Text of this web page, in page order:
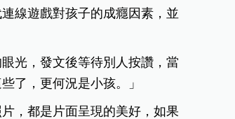
線遊戲對孩子的成癮因素，並
光，發文後等待別人按讚，當
了，更何況是小孩。」
，都是片面呈現的美好，如果